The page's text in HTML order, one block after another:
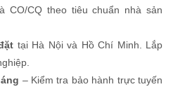
CO/CQ theo tiêu chuẩn nhà sản
tại Hà Nội và Hồ Chí Minh. Lắp
– Kiểm tra bảo hành trực tuyến